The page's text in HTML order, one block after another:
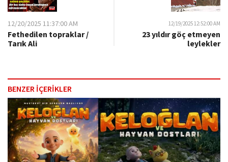
12/20/2025 11:37:00 AM
Fethedilen topraklar /
Tarık Ali
12/19/2025 12:52:00 AM
23 yıldır göç etmeyen
leylekler
BENZER İÇERİKLER